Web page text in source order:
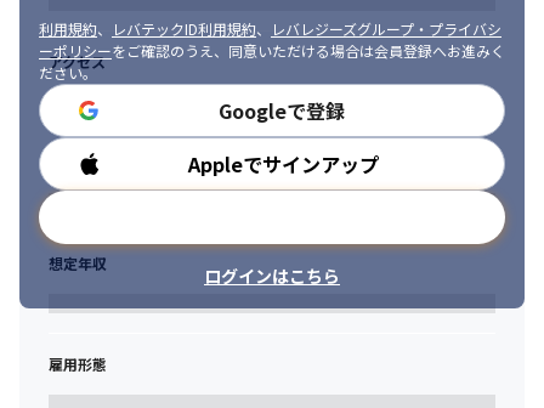
利用規約、 レバテックID利用規約、
レバレジーズグループ・プライバシ
ーポリシーをご確認のうえ、同意いただける場合は会員登録へお進みく
ださい。
Googleで登録
Appleでサインアップ
ログインはこちら
アクセス
勤務時間
想定年収
雇用形態